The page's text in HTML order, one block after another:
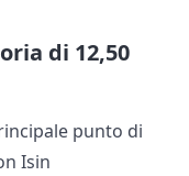
di 12,50
punto di
Isin